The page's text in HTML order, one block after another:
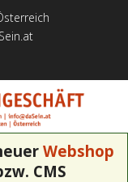
Webshop
CMS